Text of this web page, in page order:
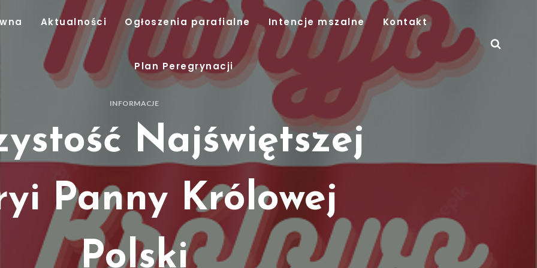
Aktualności Ogłoszenia parafialne Intencje mszalne Kontakt
Plan Peregrynacji
INFORMACJE
Najświętszej
Panny Królowej
Polski